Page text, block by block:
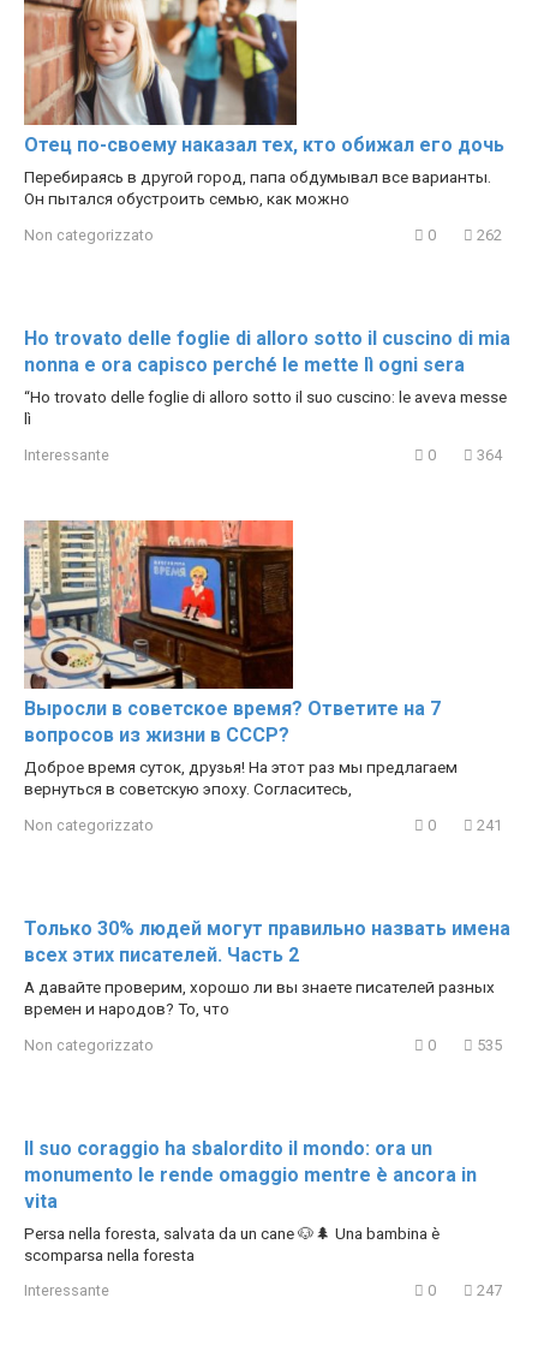
Отец по-своему наказал тех, кто обижал его дочь
Перебираясь в другой город, папа обдумывал все варианты.
Он пытался обустроить семью, как можно
Non categorizzato 0 262
Ho trovato delle foglie di alloro sotto il cuscino di mia
nonna e ora capisco perché le mette lì ogni sera
“Ho trovato delle foglie di alloro sotto il suo cuscino: le aveva messe
lì
Interessante 0 364
Выросли в советское время? Ответите на 7
вопросов из жизни в СССР?
Доброе время суток, друзья! На этот раз мы предлагаем
вернуться в советскую эпоху. Согласитесь,
Non categorizzato 0 241
Только 30% людей могут правильно назвать имена
всех этих писателей. Часть 2
А давайте проверим, хорошо ли вы знаете писателей разных
времен и народов? То, что
Non categorizzato 0 535
Il suo coraggio ha sbalordito il mondo: ora un
monumento le rende omaggio mentre è ancora in
vita
Persa nella foresta, salvata da un cane 🐶🌲 Una bambina è
scomparsa nella foresta
Interessante 0 247